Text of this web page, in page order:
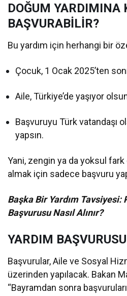
DOĞUM YARDIMINA
BAŞVURABİLİR?
Bu yardım için herhangi bir
Çocuk, 1 Ocak 2025’ten
Aile, Türkiye’de yaşıyor
Başvuruyu Türk vatandaşı
yapsın.
Yani, zengin ya da yoksul fark
almak için sadece başvuru
Başka Bir Yardım Tavsiyesi:
Başvurusu Nasıl Alınır?
YARDIM
Başvurular, Aile ve Sosyal
üzerinden yapılacak. Bakan
“Bayramdan sonra